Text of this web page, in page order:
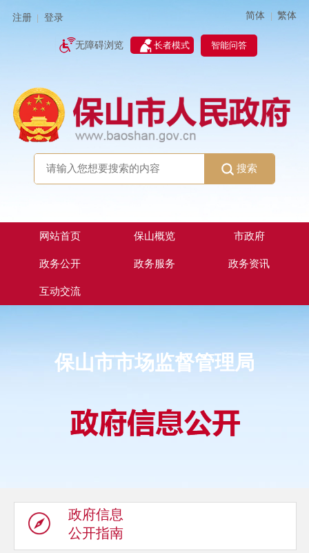
注册 登录 简体 | 繁体
无障碍浏览 长者模式 智能问答
搜索
网站首页 保山概览 市政府
政务公开 政务服务 政务资讯
互动交流
保山市市场监督管理局
政府信息
公开指南